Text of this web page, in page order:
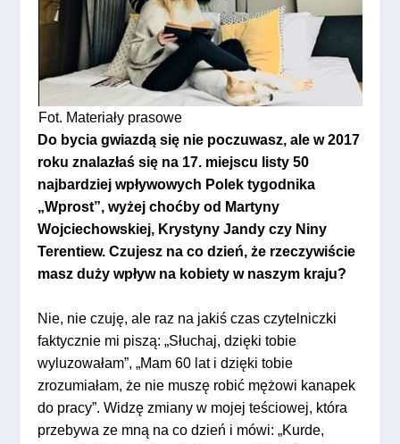
Fot. Materiały prasowe
Do bycia gwiazdą się nie poczuwasz, ale w 2017
roku znalazłaś się na 17. miejscu listy 50
najbardziej wpływowych Polek tygodnika
„Wprost”, wyżej choćby od Martyny
Wojciechowskiej, Krystyny Jandy czy Niny
Terentiew. Czujesz na co dzień, że rzeczywiście
masz duży wpływ na kobiety w naszym kraju?
Nie, nie czuję, ale raz na jakiś czas czytelniczki
faktycznie mi piszą: „Słuchaj, dzięki tobie
wyluzowałam”, „Mam 60 lat i dzięki tobie
zrozumiałam, że nie muszę robić mężowi kanapek
do pracy”. Widzę zmiany w mojej teściowej, która
przebywa ze mną na co dzień i mówi: „Kurde,